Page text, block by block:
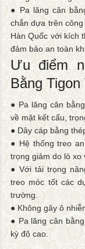
● Pa lăng cân
chắn dựa trên
Hàn Quốc với kích
đảm bảo an toàn
Ưu điểm
Bằng Tigon
● Pa lăng cân
về mặt kết cấu,
● Dây cáp bằng
● Hệ thống treo
trọng giảm do lò xo
● Với tải trọng
treo móc tốt các
trường.
● Không gây ô
● Pa lăng cân
kỳ độ cao.